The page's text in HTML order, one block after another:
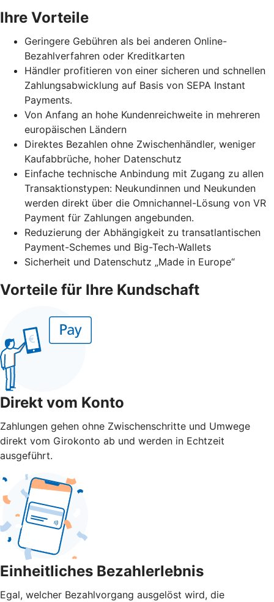
Ihre Vorteile
Geringere Gebühren als bei anderen Online-
Bezahlverfahren oder Kreditkarten
Händler profitieren von einer sicheren und schnellen
Zahlungsabwicklung auf Basis von SEPA Instant
Payments.
Von Anfang an hohe Kundenreichweite in mehreren
europäischen Ländern
Direktes Bezahlen ohne Zwischenhändler, weniger
Kaufabbrüche, hoher Datenschutz
Einfache technische Anbindung mit Zugang zu allen
Transaktionstypen: Neukundinnen und Neukunden
werden direkt über die Omnichannel-Lösung von VR
Payment für Zahlungen angebunden.
Reduzierung der Abhängigkeit zu transatlantischen
Payment-Schemes und Big-Tech-Wallets
Sicherheit und Datenschutz „Made in Europe“
Vorteile für Ihre Kundschaft
Direkt vom Konto
Zahlungen gehen ohne Zwischenschritte und Umwege
direkt vom Girokonto ab und werden in Echtzeit
ausgeführt.
Einheitliches Bezahlerlebnis
Egal, welcher Bezahlvorgang ausgelöst wird, die